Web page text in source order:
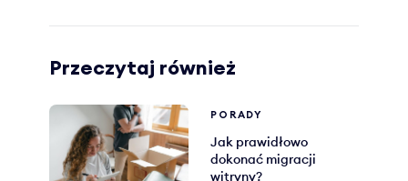
Przeczytaj również
PORADY
Jak prawidłowo
dokonać migracji
witryny?